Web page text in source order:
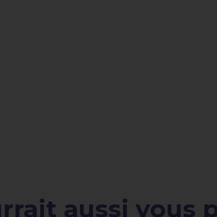
aussi vous